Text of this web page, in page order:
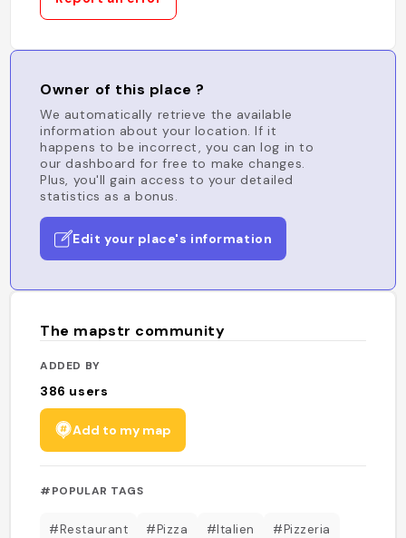
Owner of this place ?
We automatically retrieve the available
information about your location. If it
happens to be incorrect, you can log in to
our dashboard for free to make changes.
Plus, you'll gain access to your detailed
statistics as a bonus.
Edit your place's information
The mapstr community
ADDED BY
386 users
Add to my map
#POPULAR TAGS
#Restaurant #Pizza #Italien #Pizzeria